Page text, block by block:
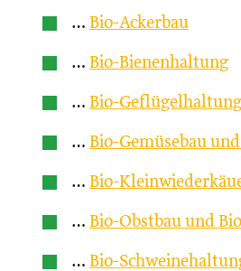
… Bio-Ackerbau
… Bio-Bienenhaltung
… Bio-Geflügelhaltung
… Bio-Gemüsebau
… Bio-
… Bio-Obstbau und
… Bio-